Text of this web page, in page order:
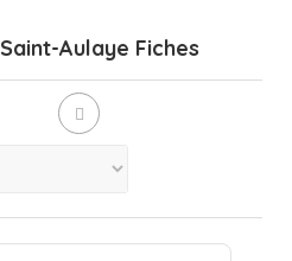
Saint-Aulaye Fiches